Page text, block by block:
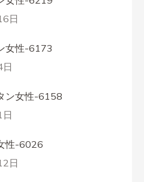
日
女性-6173
ン女性-6158
性-6026
日